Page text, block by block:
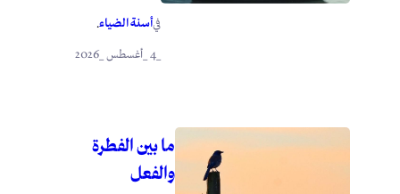
فيأسنة الضياء.
_4 _أغسطس _2026
ما بين الفطرة
والفعل